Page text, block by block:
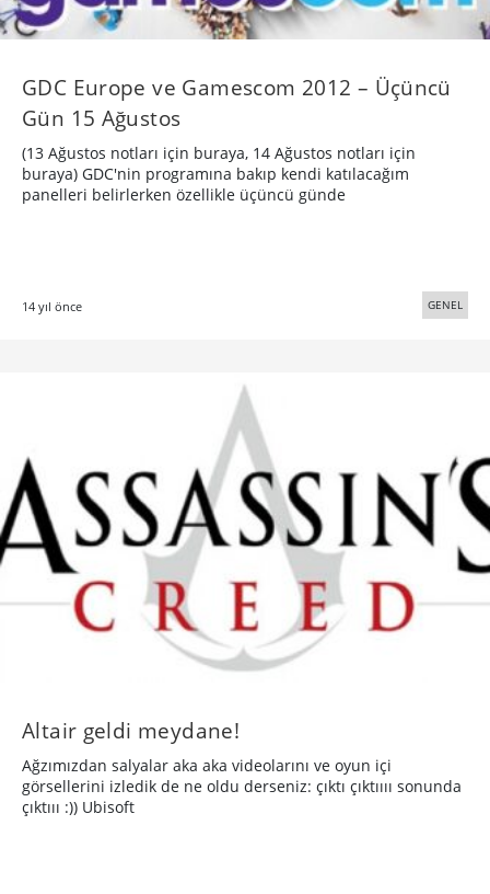
GDC Europe ve Gamescom 2012 – Üçüncü
Gün 15 Ağustos
(13 Ağustos notları için buraya, 14 Ağustos notları için
buraya) GDC'nin programına bakıp kendi katılacağım
panelleri belirlerken özellikle üçüncü günde
14 yıl önce GENEL
Altair geldi meydane!
Ağzımızdan salyalar aka aka videolarını ve oyun içi
görsellerini izledik de ne oldu derseniz: çıktı çıktıııı sonunda
çıktııı :)) Ubisoft